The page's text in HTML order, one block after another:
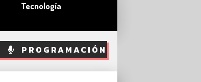
Tecnología
PROGRAMACIÓN